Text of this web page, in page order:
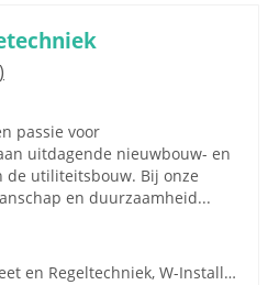
passie voor
uitdagende nieuwbouw- en
utiliteitsbouw. Bij onze
en duurzaamheid...
Installatietechniek, Meet en Regeltechniek, W-Installaties, Rijbewijs